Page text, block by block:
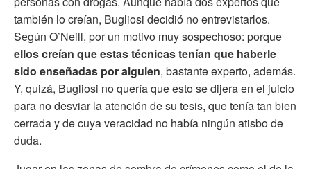
también lo creían, Bugliosi decidió no entrevistarlos.
Según O’Neill, por un motivo muy sospechoso: porque
ellos creían que estas técnicas tenían que haberle
sido enseñadas por alguien, bastante experto, además.
Y, quizá, Bugliosi no quería que esto se dijera en el juicio
para no desviar la atención de su tesis, que tenía tan bien
cerrada y de cuya veracidad no había ningún atisbo de
duda.